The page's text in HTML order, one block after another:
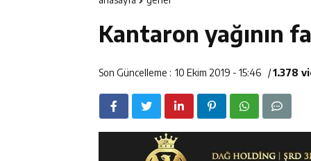
Kemah
14:22 30 İlde Deaş
14:22 Milli
14:26 Geleceğin
Kantaron yağının
Son Güncelleme : 10 Ekim 2019 - 15:46 /1.378